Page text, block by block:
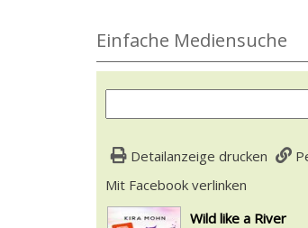
Einfache Mediensuche
Detailanzeige drucken
Mit Facebook verlinken
wird in neuem Tab
Wild like a River